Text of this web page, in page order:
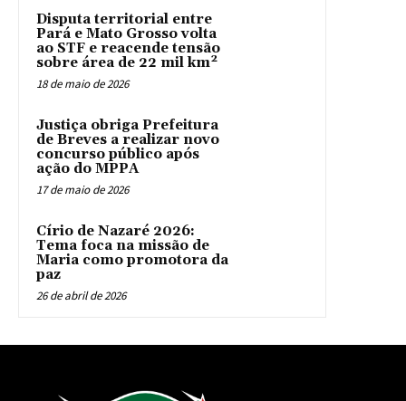
Disputa territorial entre
Pará e Mato Grosso volta
ao STF e reacende tensão
sobre área de 22 mil km²
18 de maio de 2026
Justiça obriga Prefeitura
de Breves a realizar novo
concurso público após
ação do MPPA
17 de maio de 2026
Círio de Nazaré 2026:
Tema foca na missão de
Maria como promotora da
paz
26 de abril de 2026